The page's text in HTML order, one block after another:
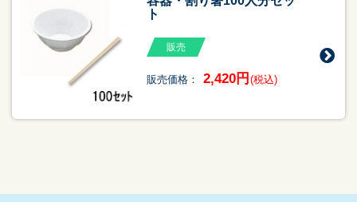
ト
販売
販売価格： 2,420円 (税込)